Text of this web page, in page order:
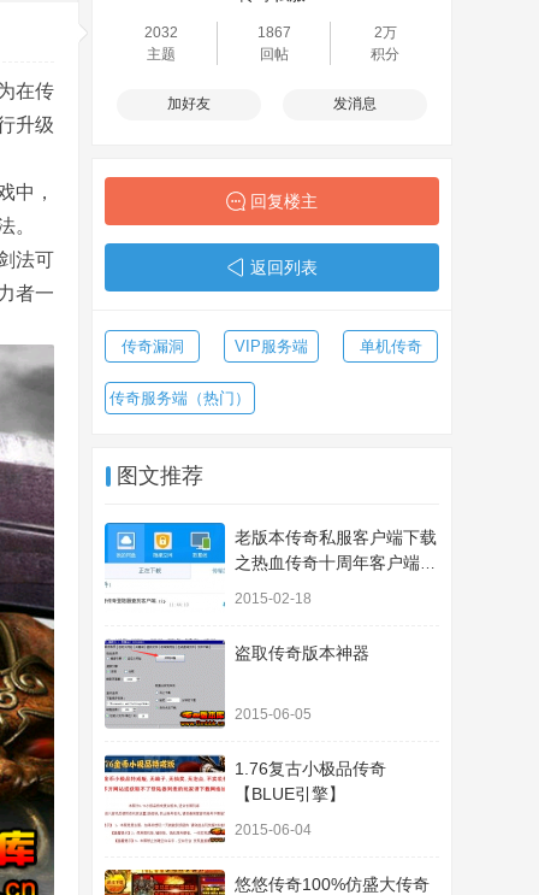
在传
升级
中，
。
法可
者一
2032
主题
1867
回帖
2万
积分
加好友 发消息
回复楼主
返回列表
传奇漏洞 VIP服务端 单机传奇
传奇服务端（热门）
图文推荐
老版本传奇私服客户端下载
之热血传奇十周年客户端下
2015-02-18
盗取传奇版本神器
2015-06-05
1.76复古小极品传奇
【BLUE引擎】
2015-06-04
悠悠传奇100%仿盛大传奇